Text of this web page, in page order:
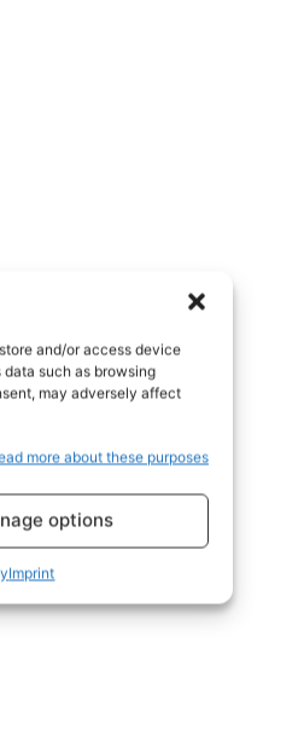
and/or access device
such as browsing
may adversely affect
more about these purposes
options
Imprint